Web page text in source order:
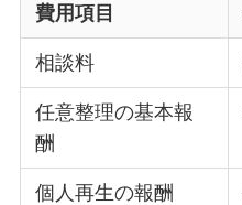
費用項目
相談料
任意整理の基本報
酬
個人再生の報酬